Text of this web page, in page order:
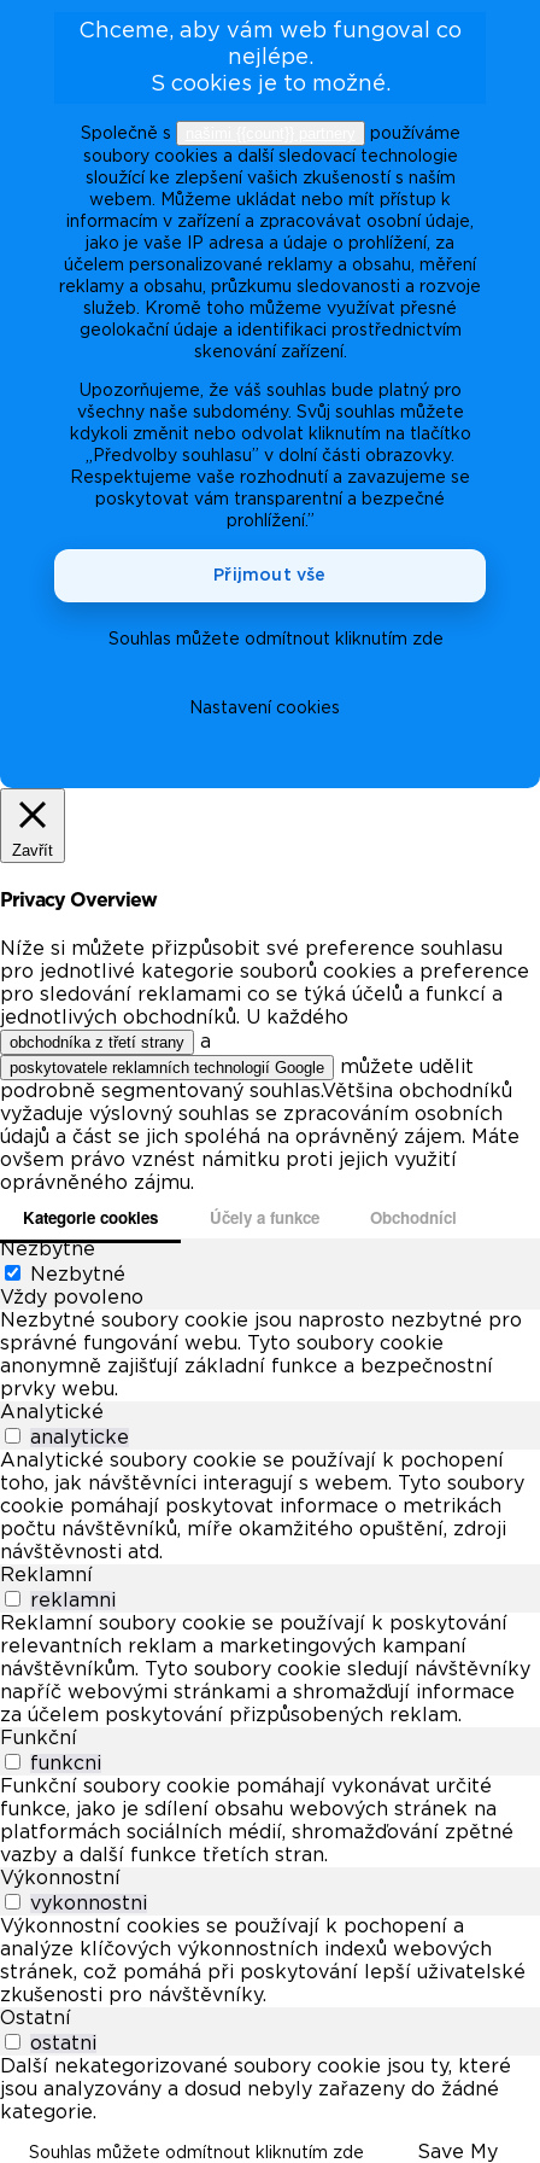
Chceme, aby vám web fungoval co
nejlépe.
S cookies je to možné.
Společně s
používáme
soubory cookies a další sledovací technologie
sloužící ke zlepšení vašich zkušeností s naším
webem. Můžeme ukládat nebo mít přístup k
informacím v zařízení a zpracovávat osobní údaje,
jako je vaše IP adresa a údaje o prohlížení, za
účelem personalizované reklamy a obsahu, měření
reklamy a obsahu, průzkumu sledovanosti a rozvoje
služeb. Kromě toho můžeme využívat přesné
geolokační údaje a identifikaci prostřednictvím
skenování zařízení.
Upozorňujeme, že váš souhlas bude platný pro
všechny naše subdomény. Svůj souhlas můžete
kdykoli změnit nebo odvolat kliknutím na tlačítko
„Předvolby souhlasu” v dolní části obrazovky.
Respektujeme vaše rozhodnutí a zavazujeme se
poskytovat vám transparentní a bezpečné
prohlížení.”
Nastavení cookies
Souhlas můžete odmítnout kliknutím zde
Přijmout vše
Zavřít
Privacy Overview
Níže si můžete přizpůsobit své preference souhlasu
pro jednotlivé kategorie souborů cookies a preference
pro sledování reklamami co se týká účelů a funkcí a
jednotlivých obchodníků. U každého
obchodníka z třetí strany a
poskytovatele reklamních technologií Google
můžete udělit
podrobně segmentovaný souhlas.Většina obchodníků
vyžaduje výslovný souhlas se zpracováním osobních
údajů a část se jich spoléhá na oprávněný zájem. Máte
ovšem právo vznést námitku proti jejich využití
oprávněného zájmu.
Kategorie cookies Účely a funkce Obchodníci
Nezbytné
Nezbytné
Vždy povoleno
Nezbytné soubory cookie jsou naprosto nezbytné pro
správné fungování webu. Tyto soubory cookie
anonymně zajišťují základní funkce a bezpečnostní
prvky webu.
Analytické
analyticke
Analytické soubory cookie se používají k pochopení
toho, jak návštěvníci interagují s webem. Tyto soubory
cookie pomáhají poskytovat informace o metrikách
počtu návštěvníků, míře okamžitého opuštění, zdroji
návštěvnosti atd.
Reklamní
reklamni
Reklamní soubory cookie se používají k poskytování
relevantních reklam a marketingových kampaní
návštěvníkům. Tyto soubory cookie sledují návštěvníky
napříč webovými stránkami a shromažďují informace
za účelem poskytování přizpůsobených reklam.
Funkční
funkcni
Funkční soubory cookie pomáhají vykonávat určité
funkce, jako je sdílení obsahu webových stránek na
platformách sociálních médií, shromažďování zpětné
vazby a další funkce třetích stran.
Výkonnostní
vykonnostni
Výkonnostní cookies se používají k pochopení a
analýze klíčových výkonnostních indexů webových
stránek, což pomáhá při poskytování lepší uživatelské
zkušenosti pro návštěvníky.
Ostatní
ostatni
Další nekategorizované soubory cookie jsou ty, které
jsou analyzovány a dosud nebyly zařazeny do žádné
kategorie.
Souhlas můžete odmítnout kliknutím zde Save My